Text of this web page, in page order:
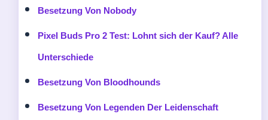
Besetzung Von Nobody
Pixel Buds Pro 2 Test: Lohnt sich der Kauf? Alle
Unterschiede
Besetzung Von Bloodhounds
Besetzung Von Legenden Der Leidenschaft